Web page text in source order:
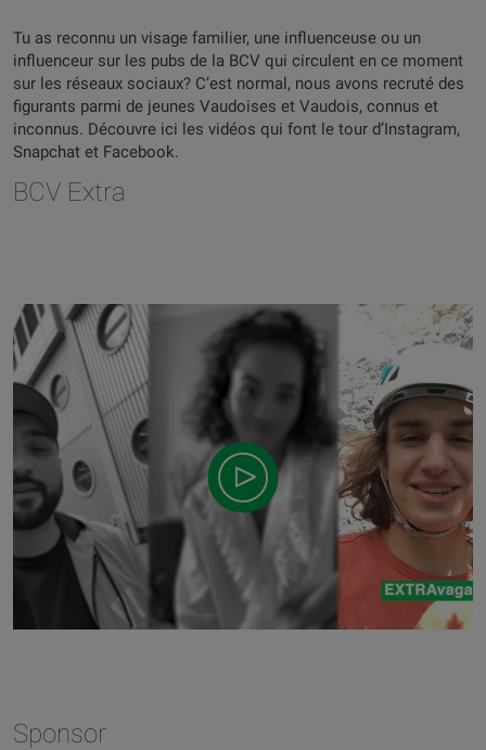
Tu as reconnu un visage familier, une influenceuse ou un
influenceur sur les pubs de la BCV qui circulent en ce moment
sur les réseaux sociaux? C’est normal, nous avons recruté des
figurants parmi de jeunes Vaudoises et Vaudois, connus et
inconnus. Découvre ici les vidéos qui font le tour d’Instagram,
Snapchat et Facebook.
BCV Extra
Sponsor